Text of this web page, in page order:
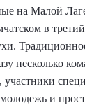
на Малой
в
несколько
участники
и